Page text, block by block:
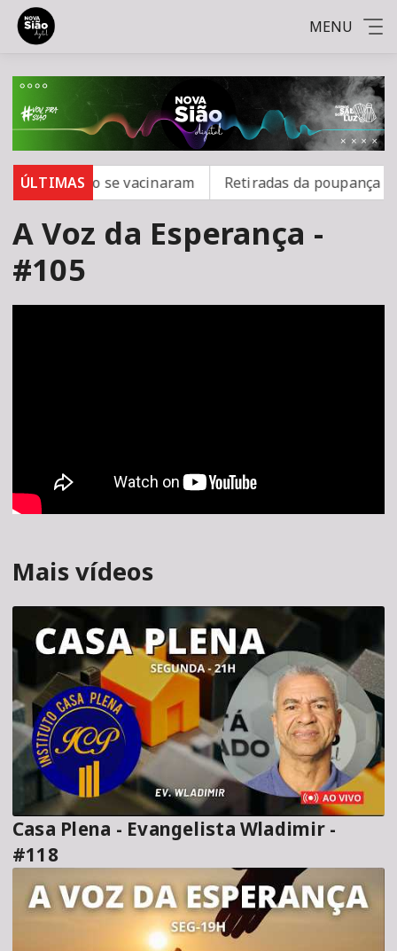
MENU
ÚLTIMAS
16 não se vacinaram Retiradas da poupança
A Voz da Esperança -
#105
Mais vídeos
Casa Plena - Evangelista Wladimir -
#118